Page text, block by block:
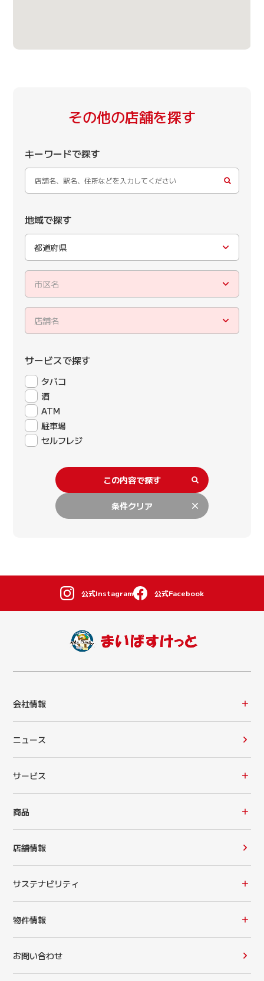
その他の店舗を探す
キーワードで探す
地域で探す
都道府県
市区名
店舗名
サービスで探す
タバコ
酒
ATM
駐車場
セルフレジ
この内容で探す
条件クリア
公式Instagram 公式Facebook
会社情報
ニュース
サービス
商品
店舗情報
サステナビリティ
物件情報
お問い合わせ